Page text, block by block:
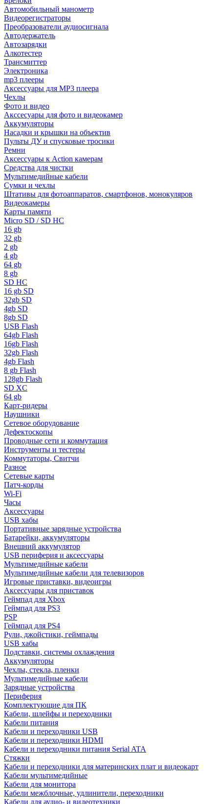
Автомобильный манометр
Видеорегистраторы
Преобразователи аудиосигнала
Автодержатель
Автозарядки
Алкотестер
Трансмиттер
Электроника
mp3 плееры
Аксессуары для MP3 плеера
Чехлы
Фото и видео
Акссесуары для фото и видеокамер
Аккумуляторы
Насадки и крышки на объектив
Пульты ДУ и спусковые тросики
Ремни
Аксессуары к Action камерам
Средства для чистки
Мультимедийные кабели
Сумки и чехлы
Штативы для фотоаппаратов, смартфонов, монокуляров
Видеокамеры
Карты памяти
Micro SD / SD HC
16 gb
32 gb
2 gb
4 gb
64 gb
8 gb
SD HC
16 gb SD
32gb SD
4gb SD
8gb SD
USB Flash
64gb Flash
16gb Flash
32gb Flash
4gb Flash
8 gb Flash
128gb Flash
SD XC
64 gb
Карт-ридеры
Наушники
Сетевое оборудование
Дефектоскопы
Проводные сети и коммутация
Инструменты и тестеры
Коммутаторы, Свитчи
Разное
Сетевые карты
Патч-корды
Wi-Fi
Часы
Аксессуары
USB хабы
Портативные зарядные устройства
Батарейки, аккумуляторы
Внешний аккумулятор
USB периферия и аксессуары
Мультимедийные кабели
Мультимедийные кабели для телевизоров
Игровые приставки, видеоигры
Аксессуары для приставок
Геймпад для Xbox
Геймпад для PS3
PSP
Геймпад для PS4
Рули, джойстики, геймпады
USB хабы
Подставки, системы охлаждения
Аккумуляторы
Чехлы, стекла, пленки
Мультимедийные кабели
Зарядные устройства
Периферия
Комплектующие для ПК
Кабели, шлейфы и переходники
Кабели питания
Кабели и переходники USB
Кабели и переходники HDMI
Кабели и переходники питания Serial ATA
Стяжки
Кабели и переходники для материнских плат и видеокарт
Кабели мультимедийные
Кабели для монитора
Кабели межблочные, удлинители, переходники
Кабели для аудио- и видеотехники